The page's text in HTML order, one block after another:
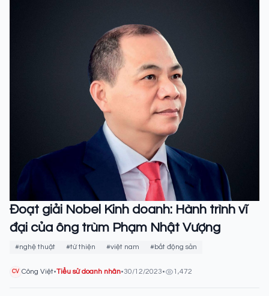
Đoạt giải Nobel Kinh doanh: Hành trình vĩ
đại của ông trùm Phạm Nhật Vượng
#nghệ thuật #từ thiện #việt nam #bất động sản
CV Công Việt•Tiểu sử doanh nhân•30/12/2023• 1,472